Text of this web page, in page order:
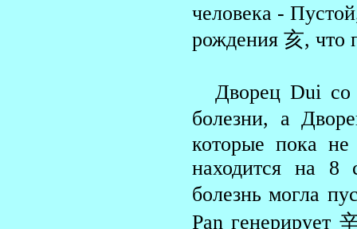
человека -
рождения 亥, что
Дворец Dui со
болезни, а
которые пока
находится на 8
болезнь могла
Pan генерирует